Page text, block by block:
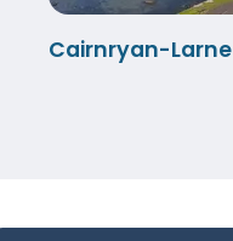
Cairnryan-Larne